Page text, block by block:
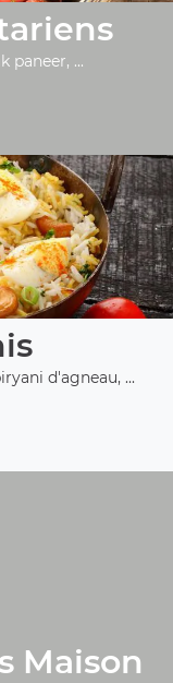
paneer, ...
d'agneau, ...
Maison